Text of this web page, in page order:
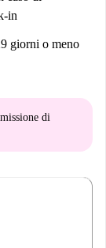
in
giorni o meno
di